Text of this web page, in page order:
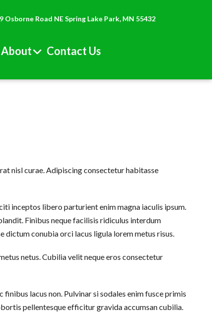
Osborne Road NE Spring Lake Park, MN 55432
About Contact Us
nisl curae. Adipiscing consectetur habitasse
inceptos libero parturient enim magna iaculis ipsum.
Finibus neque facilisis ridiculus interdum
dictum conubia orci lacus ligula lorem metus risus.
netus. Cubilia velit neque eros consectetur
lacus non. Pulvinar si sodales enim fusce primis
pellentesque efficitur gravida accumsan cubilia.